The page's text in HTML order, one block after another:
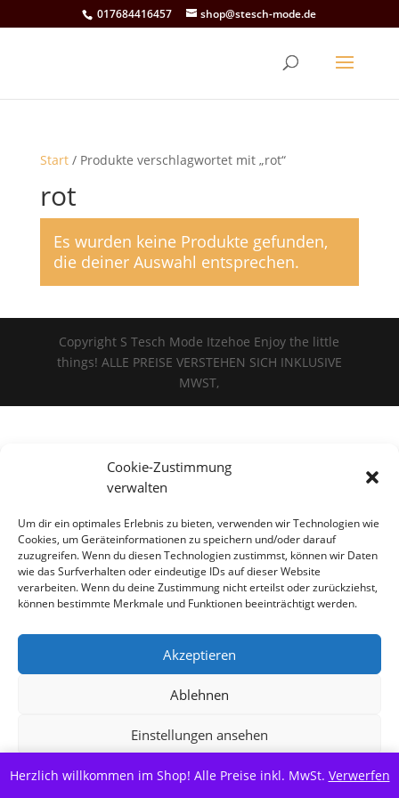
Cookie-Zustimmung
verwalten
Um dir ein optimales Erlebnis zu bieten, verwenden wir Technologien wie
Cookies, um Geräteinformationen zu speichern und/oder darauf
zuzugreifen. Wenn du diesen Technologien zustimmst, können wir Daten
wie das Surfverhalten oder eindeutige IDs auf dieser Website
verarbeiten. Wenn du deine Zustimmung nicht erteilst oder zurückziehst,
können bestimmte Merkmale und Funktionen beeinträchtigt werden.
Akzeptieren
Ablehnen
Einstellungen ansehen
Cookie-RichtlinieDatenschutzerklärung
Herzlich willkommen im Shop! Alle Preise inkl. MwSt. Verwerfen
017684416457 shop@stesch-mode.de
Start/ Produkte verschlagwortet mit „rot“
rot
Es wurden keine Produkte gefunden,
die deiner Auswahl entsprechen.
Copyright S Tesch Mode Itzehoe Enjoy the little
things! ALLE PREISE VERSTEHEN SICH INKLUSIVE
MWST,
Alle Preise inkl. der gesetzlichen MwSt.
Vertrag widerrufen